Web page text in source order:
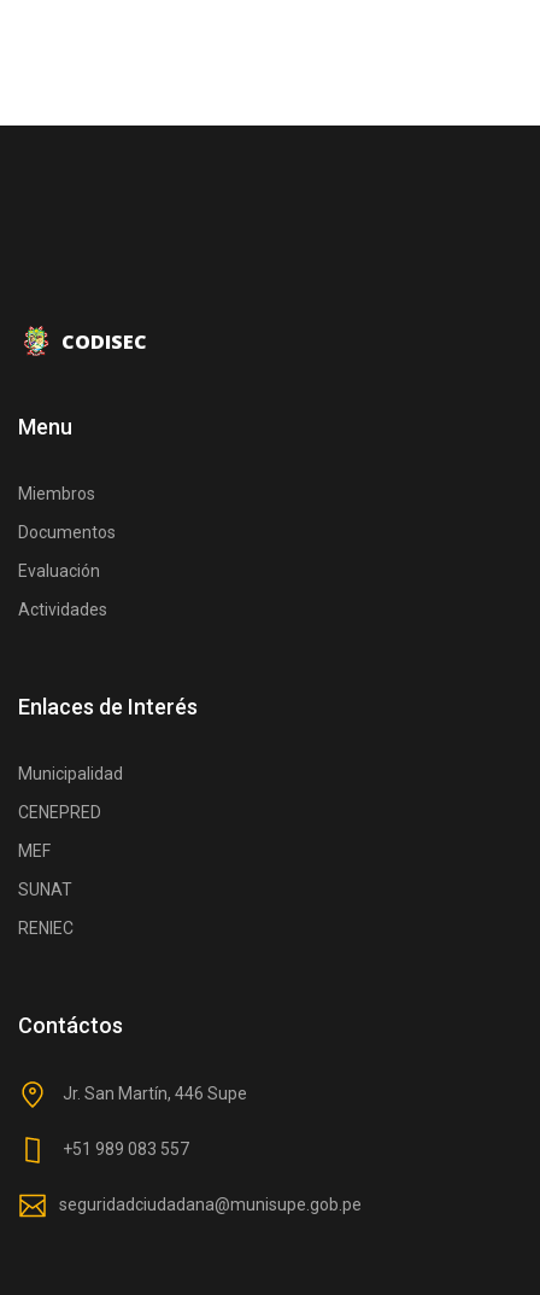
CODISEC
Menu
Miembros
Documentos
Evaluación
Actividades
Enlaces de Interés
Municipalidad
CENEPRED
MEF
SUNAT
RENIEC
Contáctos
Jr. San Martín, 446 Supe
+51 989 083 557
seguridadciudadana@munisupe.gob.pe